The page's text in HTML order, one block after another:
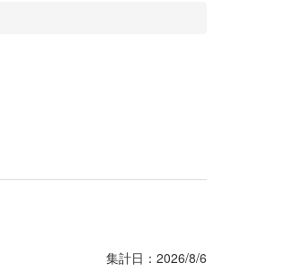
集計日：2026/8/6